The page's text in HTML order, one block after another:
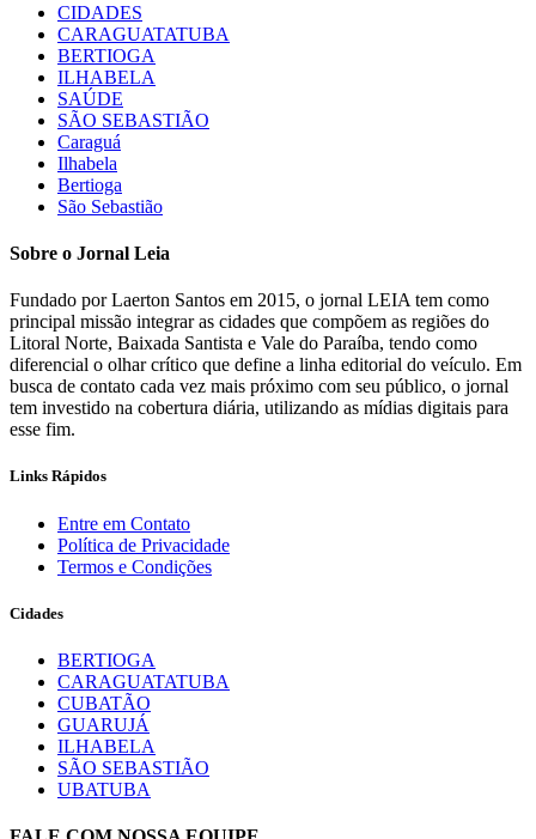
CIDADES
CARAGUATATUBA
BERTIOGA
ILHABELA
SAÚDE
SÃO SEBASTIÃO
Caraguá
Ilhabela
Bertioga
São Sebastião
Sobre o Jornal Leia
Fundado por Laerton Santos em 2015, o jornal LEIA tem como
principal missão integrar as cidades que compõem as regiões do
Litoral Norte, Baixada Santista e Vale do Paraíba, tendo como
diferencial o olhar crítico que define a linha editorial do veículo. Em
busca de contato cada vez mais próximo com seu público, o jornal
tem investido na cobertura diária, utilizando as mídias digitais para
esse fim.
Links Rápidos
Entre em Contato
Política de Privacidade
Termos e Condições
Cidades
BERTIOGA
CARAGUATATUBA
CUBATÃO
GUARUJÁ
ILHABELA
SÃO SEBASTIÃO
UBATUBA